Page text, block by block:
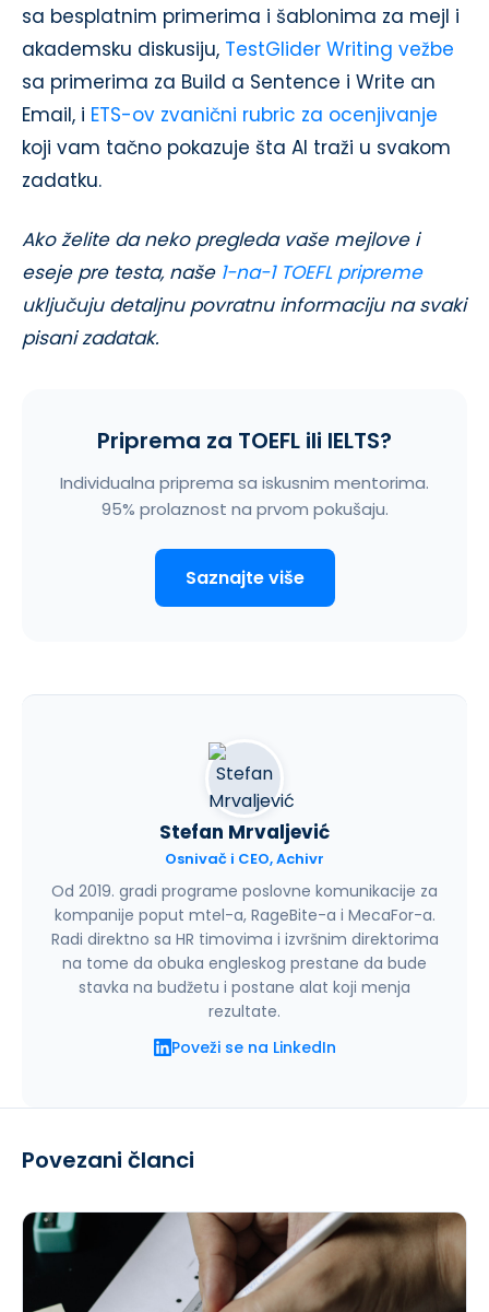
sa besplatnim primerima i šablonima za mejl i
akademsku diskusiju, TestGlider Writing vežbe
sa primerima za Build a Sentence i Write an
Email, i ETS-ov zvanični rubric za ocenjivanje
koji vam tačno pokazuje šta AI traži u svakom
zadatku.
Ako želite da neko pregleda vaše mejlove i
eseje pre testa, naše 1-na-1 TOEFL pripreme
uključuju detaljnu povratnu informaciju na svaki
pisani zadatak.
Priprema za TOEFL ili IELTS?
Individualna priprema sa iskusnim mentorima.
95% prolaznost na prvom pokušaju.
Saznajte više
Stefan Mrvaljević
Osnivač i CEO, Achivr
Od 2019. gradi programe poslovne komunikacije za
kompanije poput mtel-a, RageBite-a i MecaFor-a.
Radi direktno sa HR timovima i izvršnim direktorima
na tome da obuka engleskog prestane da bude
stavka na budžetu i postane alat koji menja
rezultate.
Poveži se na LinkedIn
Povezani članci